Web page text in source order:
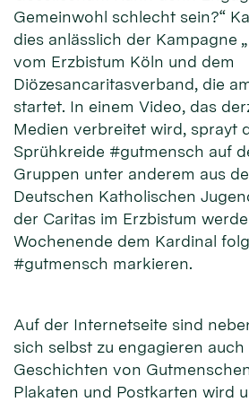
Gemeinwohl schlecht sein?“
dies anlässlich der Kampagne
vom Erzbistum Köln und dem
Diözesancaritasverband, die
startet. In einem Video, das
Medien verbreitet wird, sprayt
Sprühkreide #gutmensch auf
Gruppen unter anderem aus
Deutschen Katholischen
der Caritas im Erzbistum
Wochenende dem Kardinal
#gutmensch markieren.
Auf der Internetseite sind
sich selbst zu engagieren
Geschichten von
Plakaten und Postkarten wird